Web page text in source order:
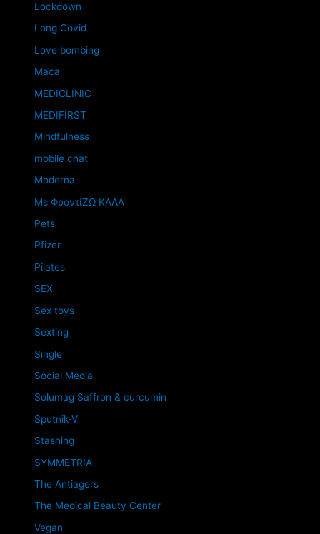
Lockdown
Long Covid
Love bombing
Maca
MEDICLINIC
MEDIFIRST
Mindfulness
mobile chat
Moderna
Mε ΦροντίΖΩ ΚΑΛΑ
Pets
Pfizer
Pilates
SEX
Sex toys
Sexting
Single
Social Media
Solumag Saffron & curcumin
Sputnik-V
Stashing
SYMMETRIA
The Antiagers
The Medical Beauty Center
Vegan